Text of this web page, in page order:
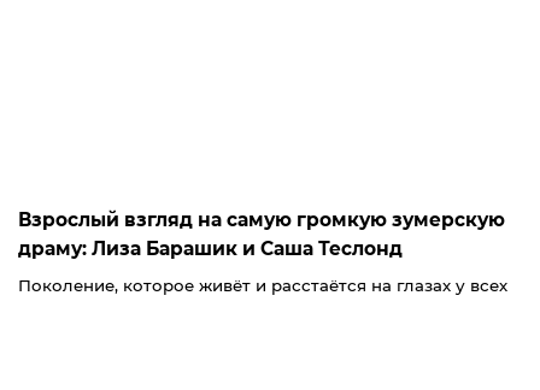
Взрослый взгляд на самую громкую зумерскую
драму: Лиза Барашик и Саша Теслонд
Поколение, которое живёт и расстаётся на глазах у всех